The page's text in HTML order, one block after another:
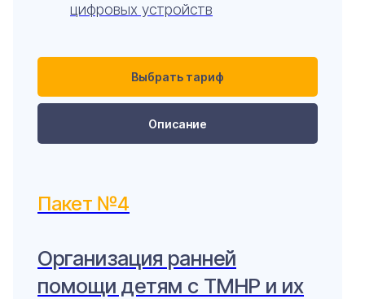
цифровых устройств
Выбрать тариф
Описание
Пакет №4
Организация ранней
помощи детям с ТМНР и их